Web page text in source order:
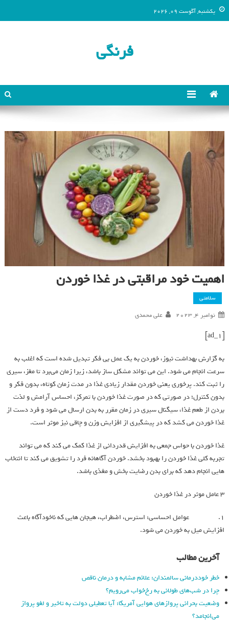
یکشنبه, آگوست 09, 2026
فرنگی
اهمیت خود مراقبتی در غذا خوردن
سلامتی
نوامبر 4, 2023 علی محمدی
به گزارش بهداشت نیوز، خوردن به یک عمل بی فکر تبدیل شده است که اغلب به
سرعت انجام می شود. این می ‌تواند مشکل‌ ساز باشد، زیرا زمان می‌برد تا مغز، سیری
را ثبت کند. پرخوری یعنی خوردن مقدار زیادی غذا در مدت زمان کوتاه، بدون فکر و
بدون کنترل؛ در صورتی که در صورت غذا خوردن با تمرکز، احساس آرامش و لذت
بردن از طعم غذا، سیگنال سیری در زمان مقرر به بدن ارسال می شود و فرد دست از
غذا خوردن می کشد که در پیشگیری از افزایش وزن و چاقی نیز موثر است.
غذا خوردن با حواس جمعی به افزایش قدردانی از غذا کمک می کند که می تواند
تجربه کلی غذا خوردن را بهبود بخشد. خوردن آگاهانه فرد را تشویق می کند تا انتخاب
هایی انجام دهد که برای بدن رضایت بخش و مغذی باشد.
3 عامل موثر در غذا خوردن
۱. عوامل احساسی: استرس، اضطراب، هیجان هایی که ناخودآگاه باعث
افزایش میل به خوردن می شود.
آخرین مطالب
خطر خوددرمانی سالمندان: علائم مشابه و درمان ناقص
چرا در شب‌های طولانی به رخ‌خواب می‌رویم؟
وضعیت بحرانی پروازهای هوایی آمریکا: آیا تعطیلی دولت به تاخیر و لغو پرواز
می‌انجامد؟